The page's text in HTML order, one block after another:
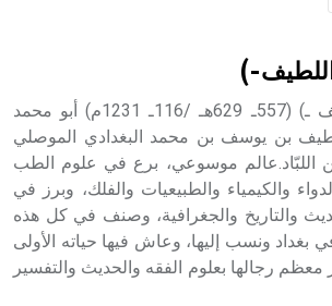
)
البغدادي (عبد اللطيف ـ) (557ـ 629هـ /116ـ 1231م) أبو محمد
بن يوسف بن محمد البغدادي الموصلي
اللبّاد.عالم موسوعي، برع في علوم الطب
والكيمياء والطبيعيات والفلك، وبرز في
والتاريخ والجغرافية، وصنف في كل هذه
بغداد ونسب إليها، وعاش فيها حياته الأولى
رجالها بعلوم الفقه والحديث والتفسير